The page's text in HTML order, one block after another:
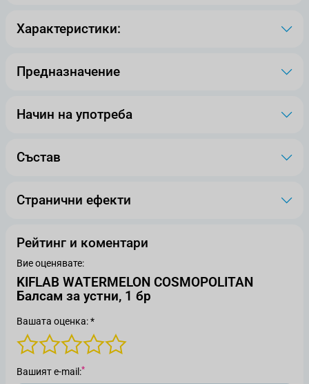
Характеристики:
Предназначение
Начин на употреба
Състав
Странични ефекти
Рейтинг и коментари
Вие оценявате:
KIFLAB WATERMELON COSMOPOLITAN
Балсам за устни, 1 бр
Вашата оценка: *
Вашият е-mail